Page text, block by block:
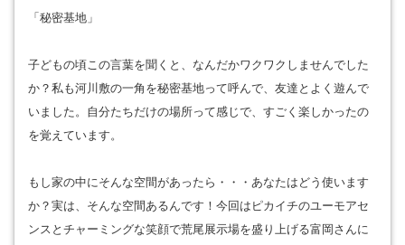
「秘密基地」
子どもの頃この言葉を聞くと、なんだかワクワクしませんでした
か？私も河川敷の一角を秘密基地って呼んで、友達とよく遊んで
いました。自分たちだけの場所って感じで、すごく楽しかったの
を覚えています。
もし家の中にそんな空間があったら・・・あなたはどう使います
か？実は、そんな空間あるんです！今回はピカイチのユーモアセ
ンスとチャーミングな笑顔で荒尾展示場を盛り上げる富岡さんに